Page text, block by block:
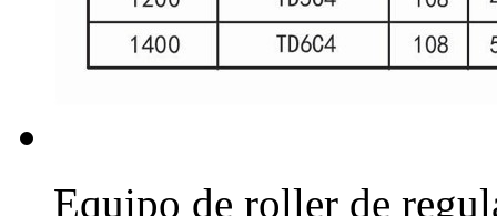
Equipo de roller de